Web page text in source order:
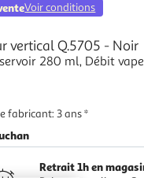
Voir conditions
vertical Q.5705 - Noir
280 ml, Débit
fabricant: 3 ans *
Retrait 1h en